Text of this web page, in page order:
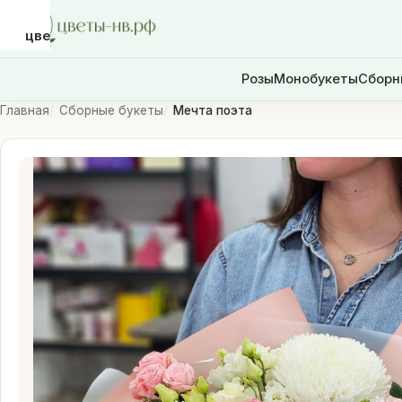
РозыМонобукеты
цветы-
нв.рф
Розы
Монобукеты
Сборные
букеты
Шары
Доставка
Главная Сборные букеты Мечта поэта